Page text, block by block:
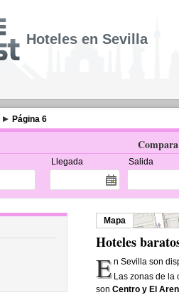
Hoteles en Sevilla
Página 6
Llegada Salida
Mapa
Hoteles
E n Sevilla son
Las zonas de la
son Centro y El